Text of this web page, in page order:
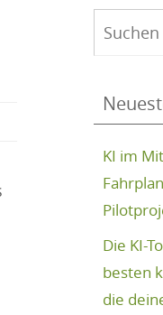
KI im
Die KI-
besten
die